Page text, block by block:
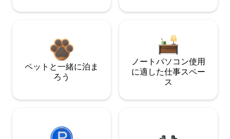
ペットと一緒に泊ま
ろう
ノートパソコン使用
に適した仕事スペー
ス